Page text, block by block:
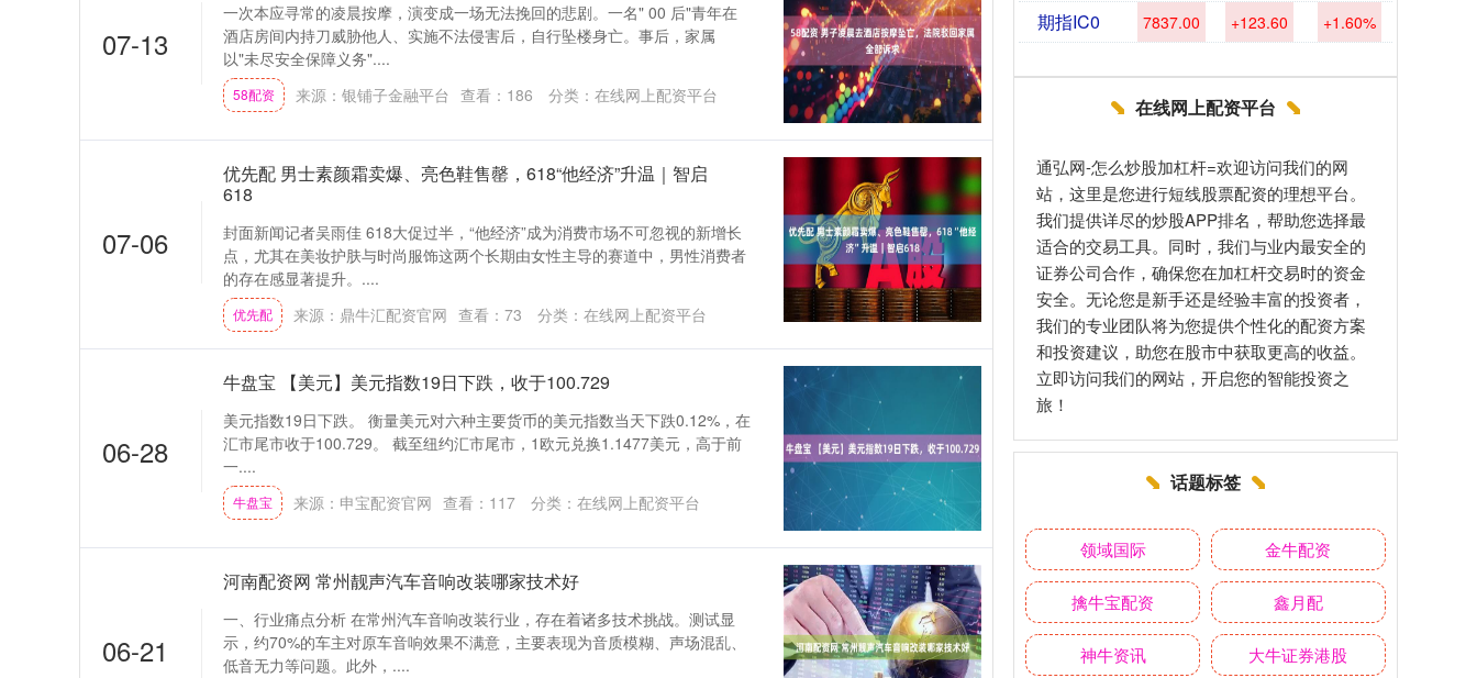
07-13
一次本应寻常的凌晨按摩，演变成一场无法挽回的悲剧。一名" 00 后"青年在
酒店房间内持刀威胁他人、实施不法侵害后，自行坠楼身亡。事后，家属
以"未尽安全保障义务"....
58配资 来源：银铺子金融平台 查看： 186 分类： 在线网上配资平台
07-06
优先配 男士素颜霜卖爆、亮色鞋售罄，618“他经济”升温｜智启
618
封面新闻记者吴雨佳 618大促过半，“他经济”成为消费市场不可忽视的新增长
点，尤其在美妆护肤与时尚服饰这两个长期由女性主导的赛道中，男性消费者
的存在感显著提升。....
优先配 来源：鼎牛汇配资官网 查看： 73 分类： 在线网上配资平台
06-28
牛盘宝 【美元】美元指数19日下跌，收于100.729
美元指数19日下跌。 衡量美元对六种主要货币的美元指数当天下跌0.12%，在
汇市尾市收于100.729。 截至纽约汇市尾市，1欧元兑换1.1477美元，高于前
一....
牛盘宝 来源：申宝配资官网 查看： 117 分类： 在线网上配资平台
06-21
河南配资网 常州靓声汽车音响改装哪家技术好
一、行业痛点分析 在常州汽车音响改装行业，存在着诸多技术挑战。测试显
示，约70%的车主对原车音响效果不满意，主要表现为音质模糊、声场混乱、
低音无力等问题。此外，....
期指IC0 7837.00 +123.60 +1.60%
在线网上配资平台
通弘网-怎么炒股加杠杆=欢迎访问我们的网
站，这里是您进行短线股票配资的理想平台。
我们提供详尽的炒股APP排名，帮助您选择最
适合的交易工具。同时，我们与业内最安全的
证券公司合作，确保您在加杠杆交易时的资金
安全。无论您是新手还是经验丰富的投资者，
我们的专业团队将为您提供个性化的配资方案
和投资建议，助您在股市中获取更高的收益。
立即访问我们的网站，开启您的智能投资之
旅！
话题标签
领域国际 金牛配资
擒牛宝配资 鑫月配
神牛资讯 大牛证券港股